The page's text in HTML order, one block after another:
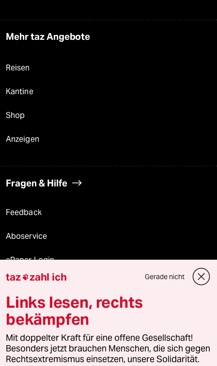
Mehr taz Angebote
Reisen
Kantine
Shop
Anzeigen
Fragen & Hilfe
Feedback
Aboservice
ePaper Login
Downloads für Abonnierende
© 2026 taz Verlags und Vertriebs GmbH
Alle Rechte vorbehalten. Bei rechtlichen Fragen oder für Genehmigungen
wenden Sie sich bitte an
lizenzen@taz.de
taz zahl ich Gerade nicht
Links lesen, rechts
bekämpfen
Mit doppelter Kraft für eine offene Gesellschaft!
Besonders jetzt brauchen Menschen, die sich gegen
Rechtsextremismus einsetzen, unsere Solidarität.